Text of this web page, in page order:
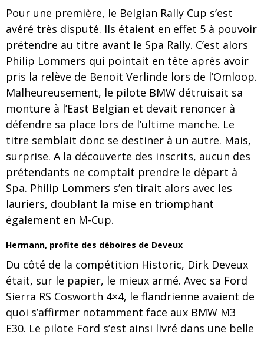
Pour une première, le Belgian Rally Cup s’est
avéré très disputé. Ils étaient en effet 5 à pouvoir
prétendre au titre avant le Spa Rally. C’est alors
Philip Lommers qui pointait en tête après avoir
pris la relève de Benoit Verlinde lors de l’Omloop.
Malheureusement, le pilote BMW détruisait sa
monture à l’East Belgian et devait renoncer à
défendre sa place lors de l’ultime manche. Le
titre semblait donc se destiner à un autre. Mais,
surprise. A la découverte des inscrits, aucun des
prétendants ne comptait prendre le départ à
Spa. Philip Lommers s’en tirait alors avec les
lauriers, doublant la mise en triomphant
également en M-Cup.
Hermann, profite des déboires de Deveux
Du côté de la compétition Historic, Dirk Deveux
était, sur le papier, le mieux armé. Avec sa Ford
Sierra RS Cosworth 4×4, le flandrienne avaient de
quoi s’affirmer notamment face aux BMW M3
E30. Le pilote Ford s’est ainsi livré dans une belle